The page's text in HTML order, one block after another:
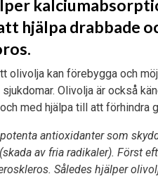
hjälpa drabbade
olivolja kan förebygga och
Olivolja är också
med hjälpa till att förhindra
antioxidanter som
av fria radikaler). Först
Således hjälper